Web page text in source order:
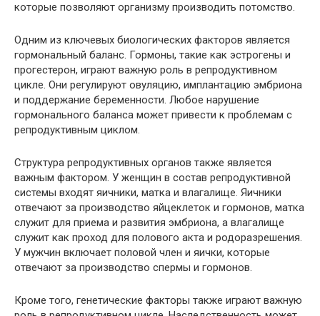
которые позволяют организму производить потомство.
Одним из ключевых биологических факторов является
гормональный баланс. Гормоны, такие как эстрогены и
прогестерон, играют важную роль в репродуктивном
цикле. Они регулируют овуляцию, имплантацию эмбриона
и поддержание беременности. Любое нарушение
гормонального баланса может привести к проблемам с
репродуктивным циклом.
Структура репродуктивных органов также является
важным фактором. У женщин в состав репродуктивной
системы входят яичники, матка и влагалище. Яичники
отвечают за производство яйцеклеток и гормонов, матка
служит для приема и развития эмбриона, а влагалище
служит как проход для полового акта и родоразрешения.
У мужчин включает половой член и яички, которые
отвечают за производство спермы и гормонов.
Кроме того, генетические факторы также играют важную